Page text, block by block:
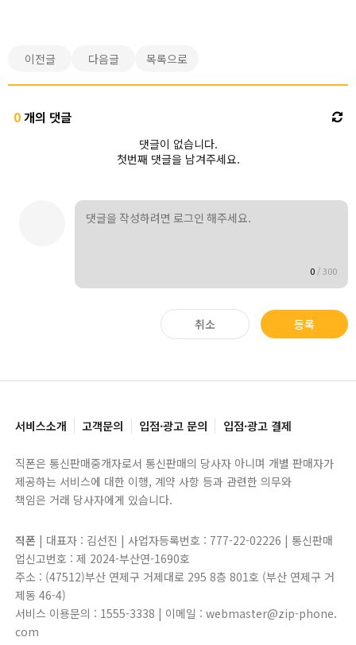
이전글 다음글 목록으로
0개의 댓글
댓글이 없습니다.
첫번째 댓글을 남겨주세요.
0/300
취소 등록
서비스소개 고객문의 입점·광고 문의 입점·광고 결제
직폰은 통신판매중개자로서 통신판매의 당사자 아니며 개별 판매자가
제공하는 서비스에 대한 이행, 계약 사항 등과 관련한 의무와
책임은 거래 당사자에게 있습니다.
직폰 | 대표자 : 김선진 | 사업자등록번호 : 777-22-02226 | 통신판매
업신고번호 : 제 2024-부산연-1690호
주소 : (47512)부산 연제구 거제대로 295 8층 801호 (부산 연제구 거
제동 46-4)
서비스 이용문의 : 1555-3338 | 이메일 : webmaster@zip-phone.
com